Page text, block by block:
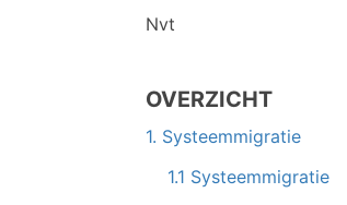
Nvt
OVERZICHT
1. Systeemmigratie
1.1 Systeemmigratie